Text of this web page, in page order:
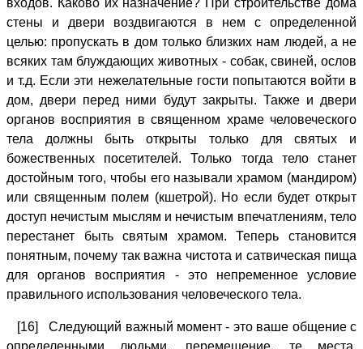
входов. Каково их назначение? При строительстве дома
стены и двери воздвигаются в нем с определенной
целью: пропускать в дом только близких нам людей, а не
всяких там блуждающих животных - собак, свиней, ослов
и т.д. Если эти нежелательные гости попытаются войти в
дом, двери перед ними будут закрыты. Также и двери
органов восприятия в священном храме человеческого
тела должны быть открыты только для святых и
божественных посетителей. Только тогда тело станет
достойным того, чтобы его называли храмом (мандиром)
или священным полем (кшетрой). Но если будет открыт
доступ нечистым мыслям и нечистым впечатлениям, тело
перестанет быть святым храмом. Теперь становится
понятным, почему так важна чистота и сатвическая пища
для органов восприятия - это непременное условие
правильного использования человеческого тела.
[16] Следующий важный момент - это ваше общение с
определенными людьми, перемещение, те места,